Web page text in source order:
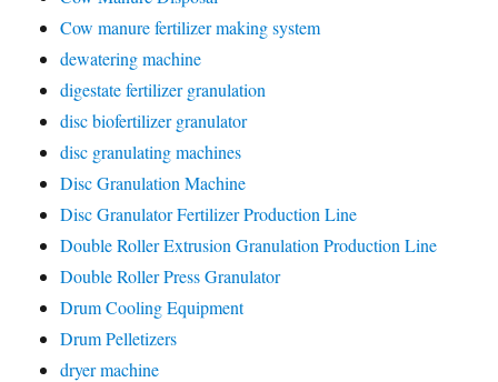
Cow manure fertilizer making system
dewatering machine
digestate fertilizer granulation
disc biofertilizer granulator
disc granulating machines
Disc Granulation Machine
Disc Granulator Fertilizer Production Line
Double Roller Extrusion Granulation Production Line
Double Roller Press Granulator
Drum Cooling Equipment
Drum Pelletizers
dryer machine